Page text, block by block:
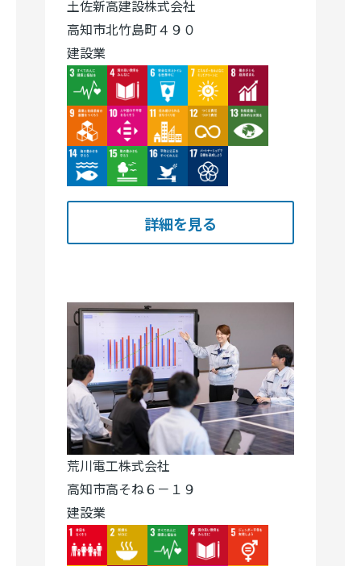
ImageImageImageImage
Image Image Image Image
詳細を見る
荒川電工株式会社
高知市高そね６－１９
建設業
ImageImageImageImageImage
ImageImageImageImage
Image Image Image